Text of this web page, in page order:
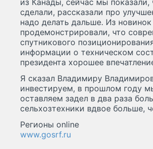
из Канады, сейчас мы показали,
сделали, рассказали про
надо делать дальше. Из
продемонстрировали, что
спутникового
информации о техническом
президента хорошее
Я сказал Владимиру
инвестируем, в прошлом году
оставляем задел в два раза
сельхозтехники вдвое больше,
Регионы online
www.gosrf.ru